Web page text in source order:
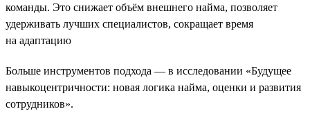
команды. Это снижает объём внешнего найма, позволяет
удерживать лучших специалистов, сокращает время
на адаптацию
Больше инструментов подхода — в исследовании «Будущее
навыкоцентричности: новая логика найма, оценки и развития
сотрудников».